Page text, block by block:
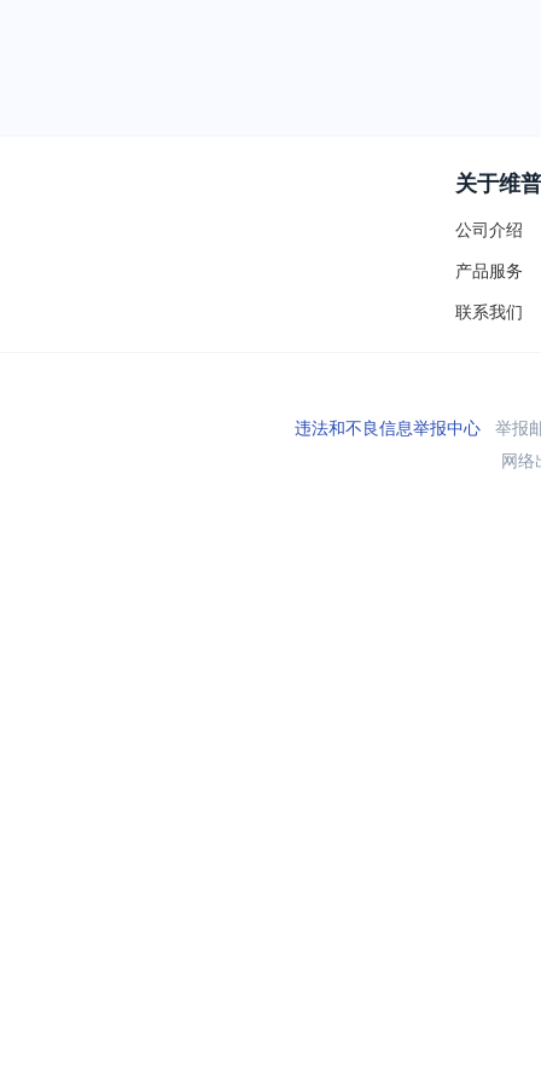
关于维普
公司介绍
产品服务
联系我们
违法和不良信息举报中心举报
网